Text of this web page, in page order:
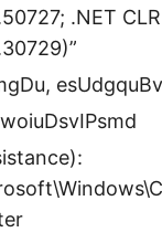
.NET
esUdgquBv